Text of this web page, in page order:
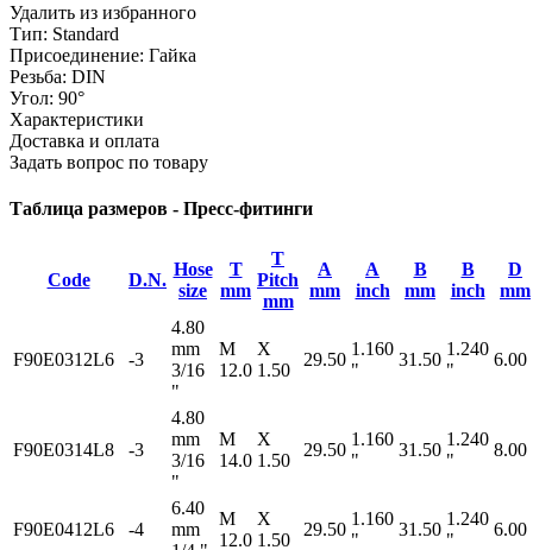
Удалить из избранного
Тип: Standard
Присоединение: Гайка
Резьба: DIN
Угол: 90°
Характеристики
Доставка и оплата
Задать вопрос по товару
Таблица размеров - Пресс-фитинги
Code D.N.
Hose
size
T
mm
T
Pitch
mm
A
mm
A
inch
B
mm
B
inch
D
mm
F90E0312L6 -3
4.80
mm
3/16
"
M
12.0
X
1.50
29.50
1.160
"
31.50
1.240
"
6.00
F90E0314L8 -3
4.80
mm
3/16
"
M
14.0
X
1.50
29.50
1.160
"
31.50
1.240
"
8.00
F90E0412L6 -4
6.40
mm
M
12.0
X
1.50
29.50
1.160
"
31.50
1.240
"
6.00